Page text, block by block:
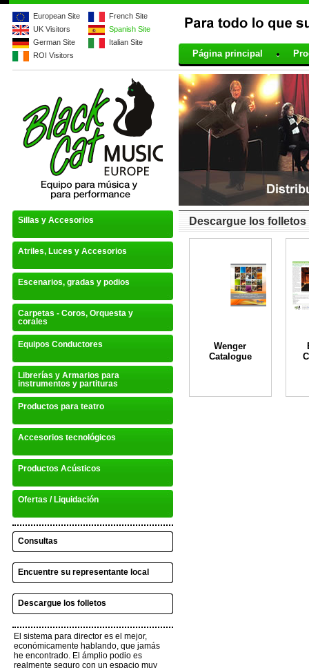
European Site
UK Visitors
German Site
ROI Visitors
French Site
Spanish Site
Italian Site
901324
Página principal
Descargue los folletos
Wenger
Catalogue
Sillas y Accesorios
Atriles, Luces y Accesorios
Escenarios, gradas y podios
Carpetas - Coros, Orquesta y
corales
Equipos Conductores
Librerías y Armarios para
instrumentos y partituras
Productos para teatro
Accesorios tecnológicos
Productos Acústicos
Ofertas / Liquidación
Consultas
Encuentre su representante local
Descargue los folletos
El sistema para director es el mejor,
económicamente hablando, que jamás
he encontrado. El ámplio podio es
realmente seguro con un espacio muy